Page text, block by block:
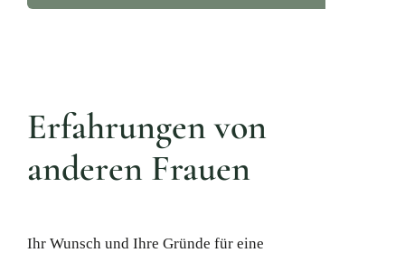
Erfahrungen von
anderen Frauen
Ihr Wunsch und Ihre Gründe für eine